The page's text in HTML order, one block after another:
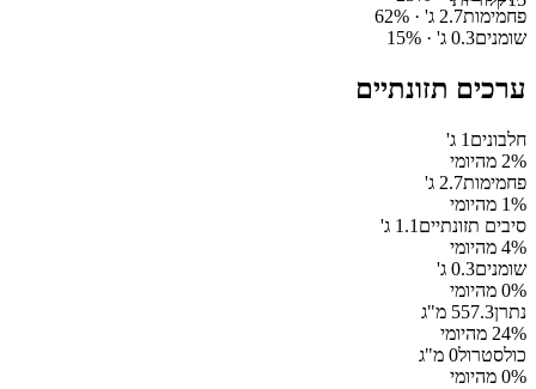
פחמימות2.7 ג' · 62%
שומנים0.3 ג' · 15%
ערכים תזונתיים
חלבונים 1 ג'
2% מהיומי
פחמימות2.7 ג'
1% מהיומי
סיבים תזונתיים 1.1 ג'
4% מהיומי
שומנים0.3 ג'
0% מהיומי
נתרן557.3 מ"ג
24% מהיומי
כולסטרול0 מ"ג
0% מהיומי